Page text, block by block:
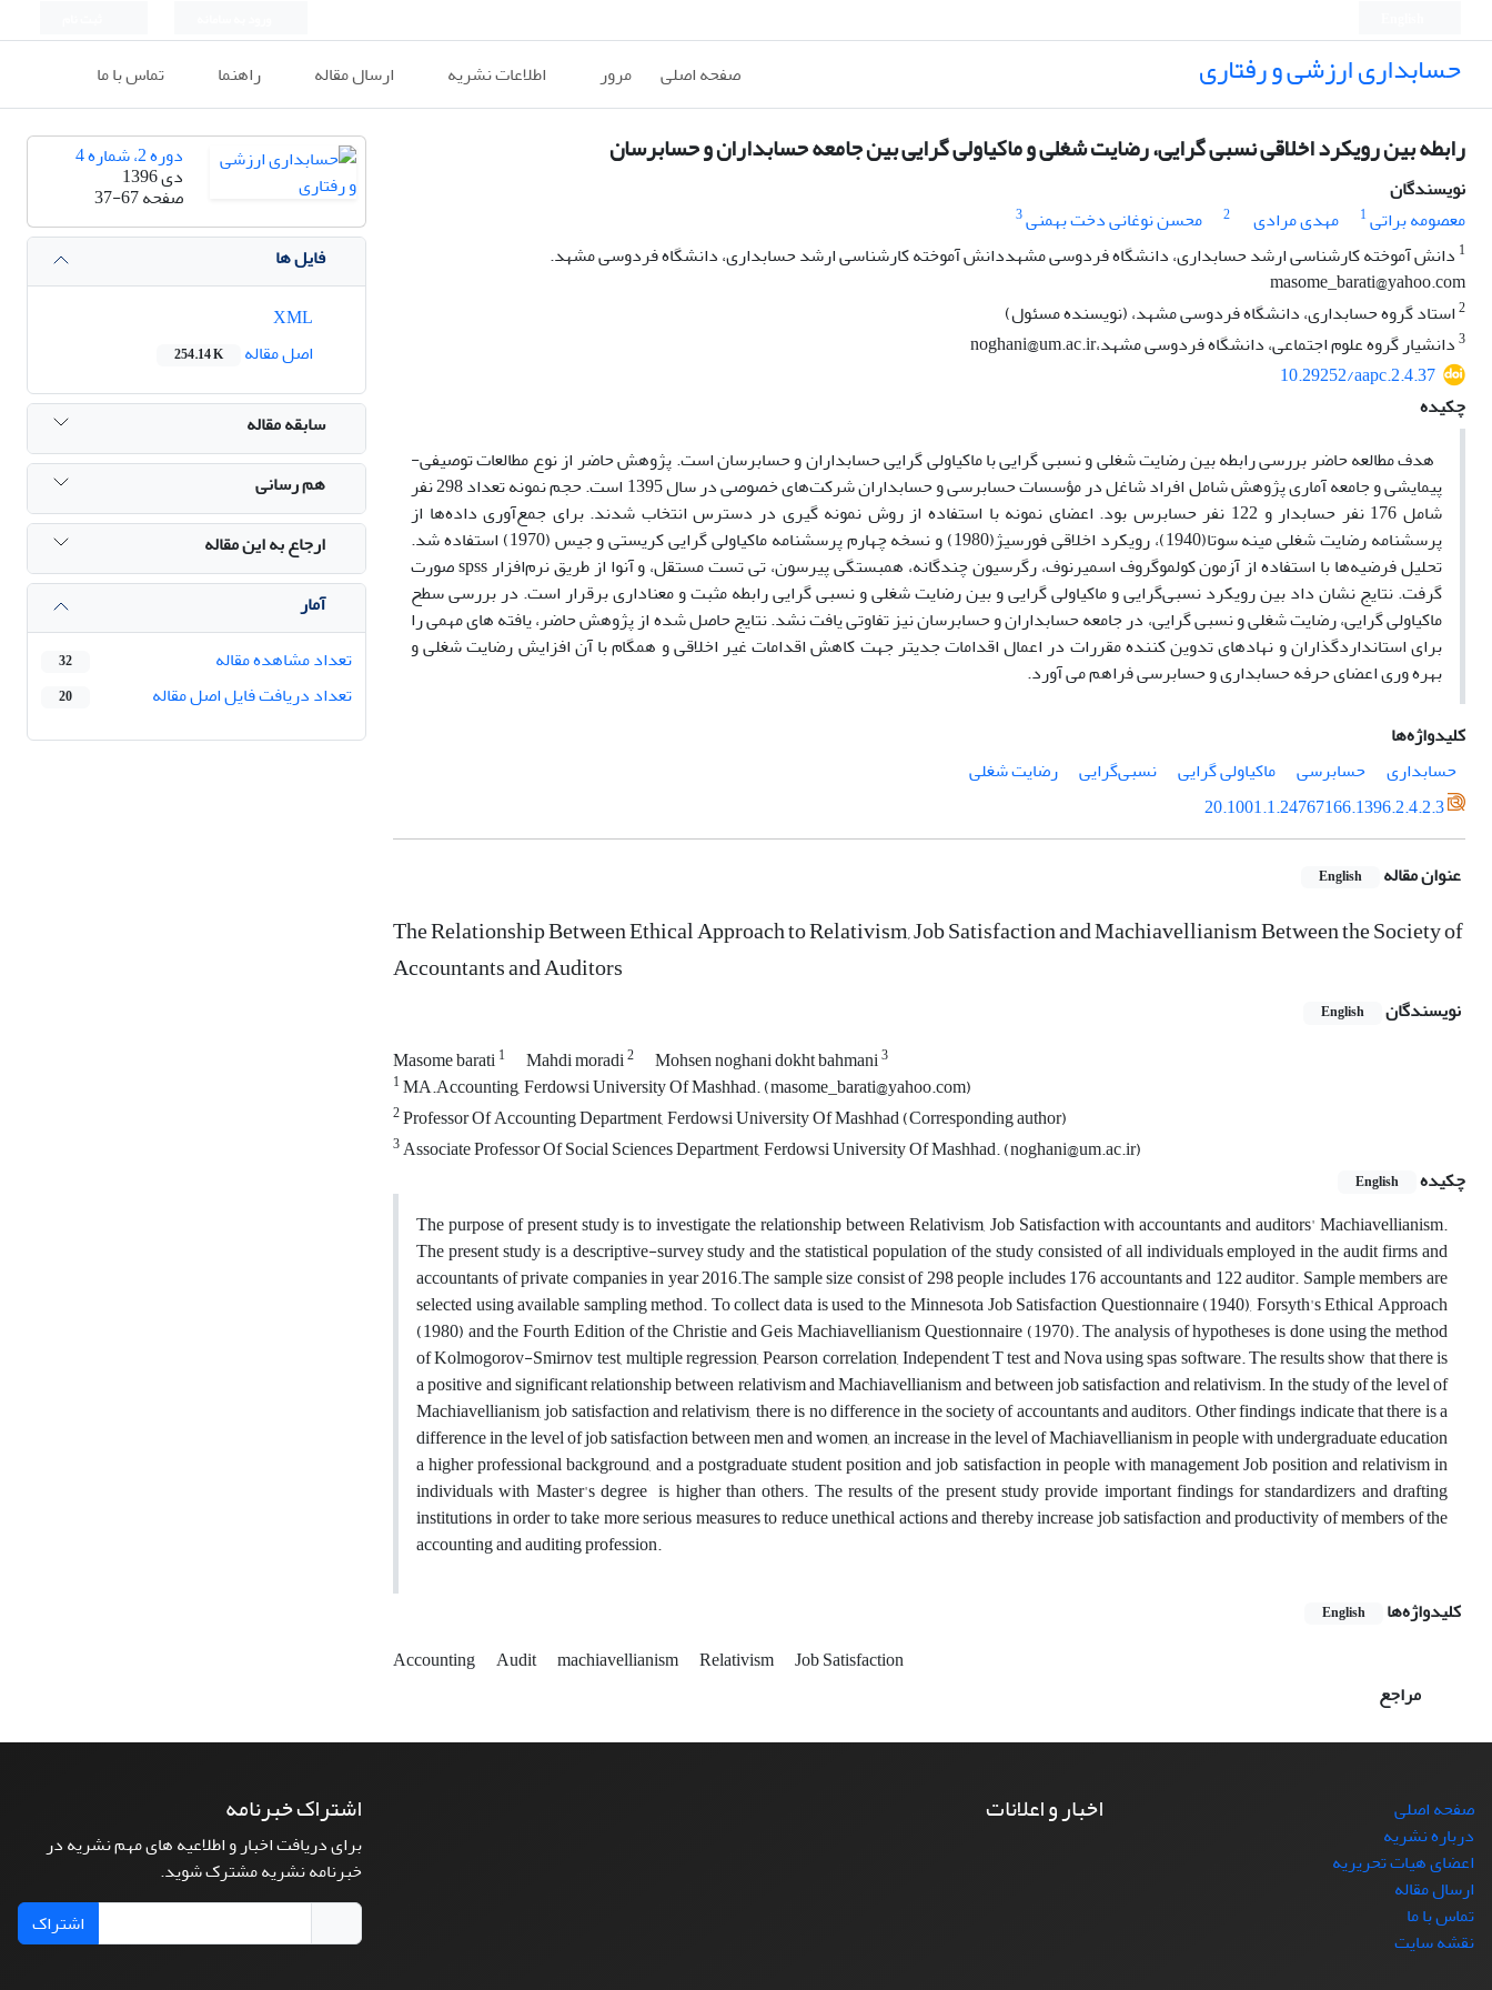
حسابداری ارزشی و رفتاری صفحه اصلی مرور اطلاعات نشریه ارسال مقاله راهنما تماس با ما
رابطه بین رویکرد اخلاقی نسبی گرایی، رضایت شغلی و ماکیاولی گرایی بین جامعه حسابداران و حسابرسان
نویسندگان
معصومه براتی1 مهدی مرادی 2 محسن نوغانی دخت بهمنی3
1 دانش آموخته کارشناسی ارشد حسابداری، دانشگاه فردوسی مشهددانش آموخته کارشناسی ارشد حسابداری، دانشگاه فردوسی مشهد.
masome_barati@yahoo.com
2استاد گروه حسابداری، دانشگاه فردوسی مشهد، (نویسنده مسئول)
3دانشیار گروه علوم اجتماعی، دانشگاه فردوسی مشهد،noghani@um.ac.ir
10.29252/aapc.2.4.37
چکیده
هدف مطالعه حاضر بررسی رابطه بین رضایت شغلی و نسبی گرایی با ماکیاولی گرایی حسابداران و حسابرسان است. پژوهش حاضر از نوع مطالعات توصیفی-
پیمایشی و جامعه آماری پژوهش شامل افراد شاغل در مؤسسات حسابرسی و حسابداران شرکت‌های خصوصی در سال 1395 است. حجم نمونه تعداد 298 نفر
شامل 176 نفر حسابدار و 122 نفر حسابرس بود. اعضای نمونه با استفاده از روش نمونه گیری در دسترس انتخاب شدند. برای جمع‌آوری داده‌ها از
پرسشنامه رضایت شغلی مینه سوتا(1940)، رویکرد اخلاقی فورسیژ(1980) و نسخه چهارم پرسشنامه ماکیاولی گرایی کریستی و جیس (1970) استفاده شد.
تحلیل فرضیه‌ها با استفاده از آزمون کولموگروف اسمیرنوف، رگرسیون چندگانه، همبستگی پیرسون، تی تست مستقل، و آنوا از طریق نرم‌افزارspssصورت
گرفت. نتایج نشان داد بین رویکرد نسبی‌گرایی و ماکیاولی گرایی و بین رضایت شغلی و نسبی گرایی رابطه مثبت و معناداری برقرار است. در بررسی سطح
ماکیاولی گرایی، رضایت شغلی و نسبی گرایی، در جامعه حسابداران و حسابرسان نیز تفاوتی یافت نشد. نتایج حاصل شده از پژوهش حاضر، یافته های مهمی را
برای استانداردگذاران و نهادهای تدوین کننده مقررات در اعمال اقدامات جدی­تر جهت کاهش اقدامات غیر اخلاقی و همگام با آن افزایش رضایت شغلی و
بهره وری اعضای حرفه حسابداری و حسابرسی فراهم می آورد.
کلیدواژه‌ها
حسابداری
حسابرسی ماکیاولی گرایی نسبی‌گرایی
رضایت شغلی
20.1001.1.24767166.1396.2.4.2.3
عنوان مقاله English
The Relationship Between Ethical Approach to Relativism, Job Satisfaction and Machiavellianism Between the Society of
Accountants and Auditors
نویسندگان English
Masome barati1 Mahdi moradi2 Mohsen noghani dokht bahmani3
1MA.Accounting, Ferdowsi University Of Mashhad. (masome_barati@yahoo.com)
2Professor Of Accounting Department, Ferdowsi University Of Mashhad (Corresponding author)
3Associate Professor Of Social Sciences Department, Ferdowsi University Of Mashhad. (noghani@um.ac.ir)
چکیده
English
The purpose of present study is to investigate the relationship between Relativism, Job Satisfaction with accountants and auditors' Machiavellianism.
The present study is a descriptive-survey study and the statistical population of the study consisted of all individuals employed in the audit firms and
accountants of private companies in year 2016.The sample size consist of 298 people includes 176 accountants and 122 auditor. Sample members are
selected using available sampling method. To collect data is used to the Minnesota Job Satisfaction Questionnaire (1940), Forsyth's Ethical Approach
(1980) and the Fourth Edition of the Christie and Geis Machiavellianism Questionnaire (1970). The analysis of hypotheses is done using the method
of Kolmogorov-Smirnov test, multiple regression, Pearson correlation, Independent T test and Nova using spas software. The results show that there is
a positive and significant relationship between relativism and Machiavellianism and between job satisfaction and relativism. In the study of the level of
Machiavellianism, job satisfaction and relativism, there is no difference in the society of accountants and auditors. Other findings indicate that there is a
difference in the level of job satisfaction between men and women, an increase in the level of Machiavellianism in people with undergraduate education
a higher professional background, and a postgraduate student position and job satisfaction in people with management Job position and relativism in
individuals with Master's degree is higher than others. The results of the present study provide important findings for standardizers and drafting
institutions in order to take more serious measures to reduce unethical actions and thereby increase job satisfaction and productivity of members of the
accounting and auditing profession.
کلیدواژه‌ها
English
Accounting Audit machiavellianism Relativism
Job Satisfaction
مراجع
دوره 2، شماره 4
دی 1396
صفحه37-67
فایل ها
اصل مقاله
254.14 K
سابقه مقاله
هم رسانی
ارجاع به این مقاله
آمار
تعداد مشاهده مقاله
32
تعداد دریافت فایل اصل مقاله 20
صفحه اصلی
درباره نشریه
اعضای هیات تحریریه
ارسال مقاله
تماس با ما
نقشه سایت
اخبار و اعلانات اشتراک خبرنامه
برای دریافت اخبار و اطلاعیه های مهم نشریه در
خبرنامه نشریه مشترک شوید.
اشتراک